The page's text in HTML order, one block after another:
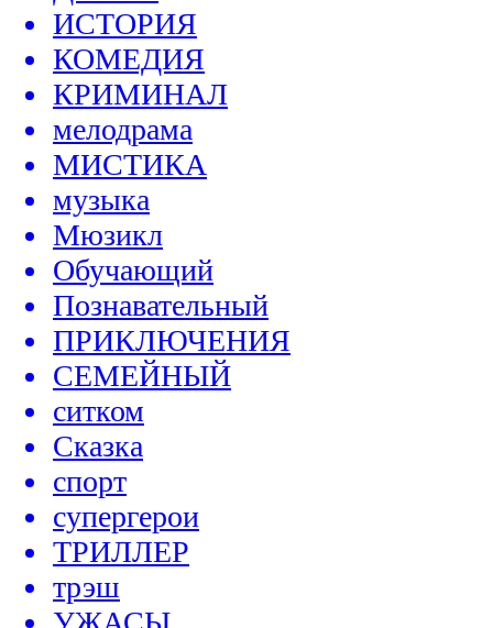
ИСТОРИЯ
КОМЕДИЯ
КРИМИНАЛ
мелодрама
МИСТИКА
музыка
Мюзикл
Обучающий
Познавательный
ПРИКЛЮЧЕНИЯ
СЕМЕЙНЫЙ
ситком
Сказка
спорт
супергерои
ТРИЛЛЕР
трэш